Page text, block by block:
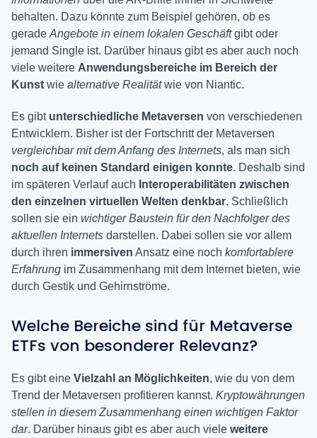
behalten. Dazu könnte zum Beispiel gehören, ob es
gerade Angebote in einem lokalen Geschäftgibt oder
jemand Single ist. Darüber hinaus gibt es aber auch noch
viele weitere Anwendungsbereiche im Bereich der
Kunst wie alternative Realitätwie von Niantic.
Es gibt unterschiedliche Metaversen von verschiedenen
Entwicklern. Bisher ist der Fortschritt der Metaversen
vergleichbar mit dem Anfang des Internets, als man sich
noch auf keinen Standard einigen konnte. Deshalb sind
im späteren Verlauf auch Interoperabilitäten zwischen
den einzelnen virtuellen Welten denkbar. Schließlich
sollen sie ein wichtiger Baustein für den Nachfolger des
aktuellen Internets darstellen. Dabei sollen sie vor allem
durch ihren immersiven Ansatz eine noch komfortablere
Erfahrung im Zusammenhang mit dem Internet bieten, wie
durch Gestik und Gehirnströme.
Welche Bereiche sind für Metaverse
ETFs von besonderer Relevanz?
Es gibt eine Vielzahl an Möglichkeiten, wie du von dem
Trend der Metaversen profitieren kannst. Kryptowährungen
stellen in diesem Zusammenhang einen wichtigen Faktor
dar. Darüber hinaus gibt es aber auch viele weitere